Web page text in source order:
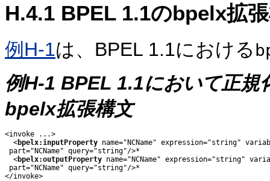
H.4.1 BPEL 1.1のbpelx拡
例H-1は、BPEL 1.1における
例H-1 BPEL 1.1において正規
bpelx拡張構文
<invoke ...>
  <
bpelx:inputProperty name="NCName" expression="string"
part="NCName" query="string"/>*
  <
bpelx:outputProperty name="NCName" expression="string"
part="NCName" query="string"/>*
</invoke>